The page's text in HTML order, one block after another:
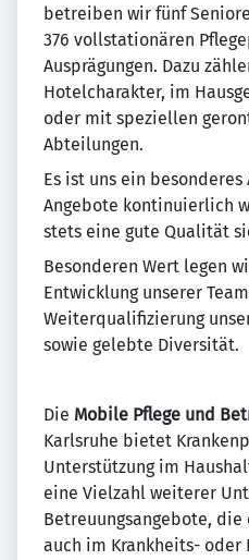
betreiben wir fünf
376 vollstationären
Ausprägungen. Dazu
Hotelcharakter, im
oder mit speziellen
Abteilungen.
Es ist uns ein
Angebote kontinuierlich
stets eine gute Qualität
Besonderen Wert legen
Entwicklung unserer
Weiterqualifizierung
sowie gelebte Diversität.
Die Mobile Pflege und
Karlsruhe bietet
Unterstützung im
eine Vielzahl weiterer
Betreuungsangebote, die
auch im Krankheits- oder